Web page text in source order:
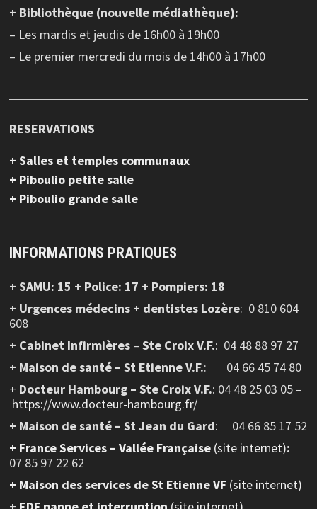
+ Bibliothèque (nouvelle médiathèque):
– Les mardis et jeudis de 16h00 à 19h00
– Le premier mercredi du mois de 14h00 à 17h00
RESERVATIONS
+ Salles et temples communaux
+ Piboulio petite salle
+ Piboulio grande salle
INFORMATIONS PRATIQUES
+ SAMU: 15 + Police: 17 + Pompiers: 18
+ Urgences médecins + dentistes Lozère: 0 810 604
608
+ Cabinet Infirmières– Ste Croix V.F.: 04 48 88 97 27
+ Maison de santé – St Etienne V.F.: 04 66 45 74 80
+ Docteur Hambourg – Ste Croix V.F.: 04 48 25 03 05 –
https://www.docteur-hambourg.fr/
+ Maison de santé – St Jean du Gard: 04 66 85 17 52
+ France Services – Vallée Française (site internet):
07 85 97 22 62
+ Maison des services de St Etienne VF (site internet)